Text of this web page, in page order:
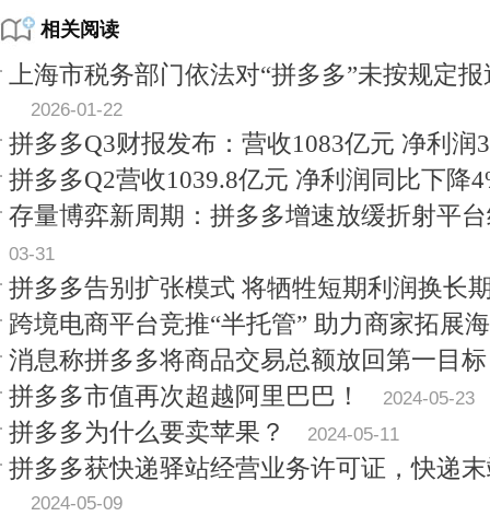
相关阅读
上海市税务部门依法对“拼多多”未按规定
2026-01-22
拼多多Q3财报发布：营收1083亿元 净利润
拼多多Q2营收1039.8亿元 净利润同比下降
存量博弈新周期：拼多多增速放缓折射平
03-31
拼多多告别扩张模式 将牺牲短期利润换长
跨境电商平台竞推“半托管” 助力商家拓展
消息称拼多多将商品交易总额放回第一目标
拼多多市值再次超越阿里巴巴！
2024-05-23
拼多多为什么要卖苹果？ 2024-05-11
拼多多获快递驿站经营业务许可证，快递
2024-05-09